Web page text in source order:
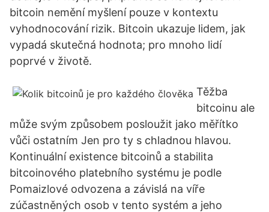
bitcoin nemění myšlení pouze v kontextu
vyhodnocování rizik. Bitcoin ukazuje lidem, jak
vypadá skutečná hodnota; pro mnoho lidí
poprvé v životě.
Těžba
bitcoinu ale
může svým způsobem posloužit jako měřítko
vůči ostatním Jen pro ty s chladnou hlavou.
Kontinuální existence bitcoinů a stabilita
bitcoinového platebního systému je podle
Pomaizlové odvozena a závislá na víře
zúčastněných osob v tento systém a jeho